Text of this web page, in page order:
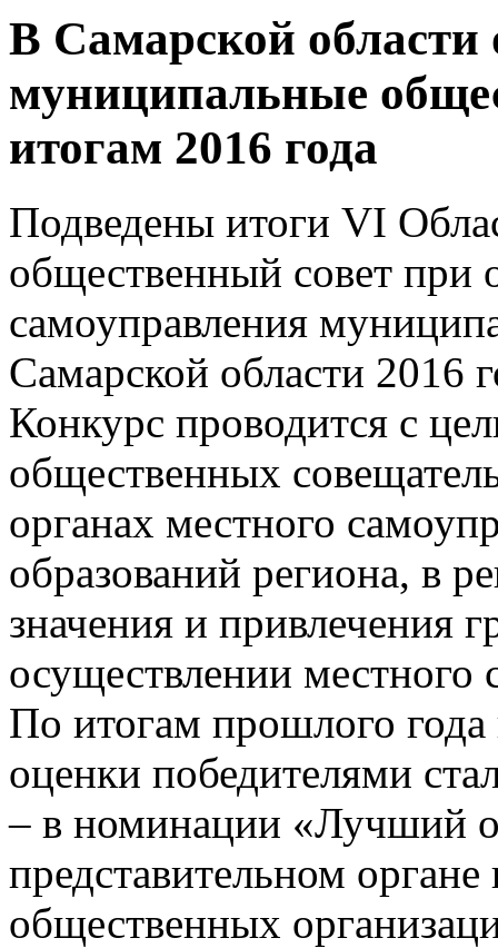
В Самарской
муниципальные
итогам 2016 года
Подведены итоги VI
общественный совет при
самоуправления
Самарской области 2016
Конкурс проводится с
общественных
органах местного
образований региона, в
значения и привлечения
осуществлении местного
По итогам прошлого года
оценки победителями
– в номинации «Лучший
представительном
общественных